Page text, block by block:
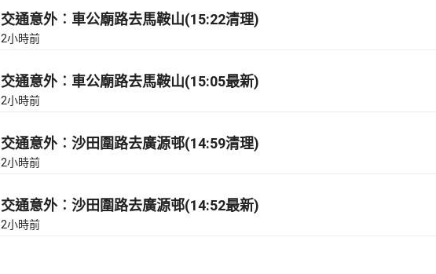
交通意外︰車公廟路去馬鞍山(15:22清理)
2小時前
交通意外︰車公廟路去馬鞍山(15:05最新)
2小時前
交通意外︰沙田圍路去廣源邨(14:59清理)
2小時前
交通意外︰沙田圍路去廣源邨(14:52最新)
2小時前